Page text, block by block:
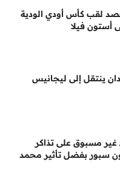
لقب كأس أودي الودية
أستون فيلا
ينتقل إلى ليجانيس
غير مسبوق على تذاكر
سبور بفضل تأثير محمد